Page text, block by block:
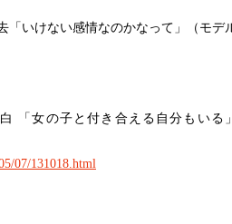
「いけない感情なのかなって」（モデ
「女の子と付き合える自分もいる」
07/131018.html